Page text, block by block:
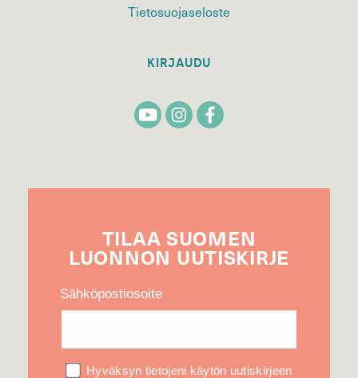
Tietosuojaseloste
KIRJAUDU
TILAA SUOMEN
LUONNON UUTIS­KIRJE
Sähköpostiosoite
Hyväksyn tietojeni käytön uutiskirjeen